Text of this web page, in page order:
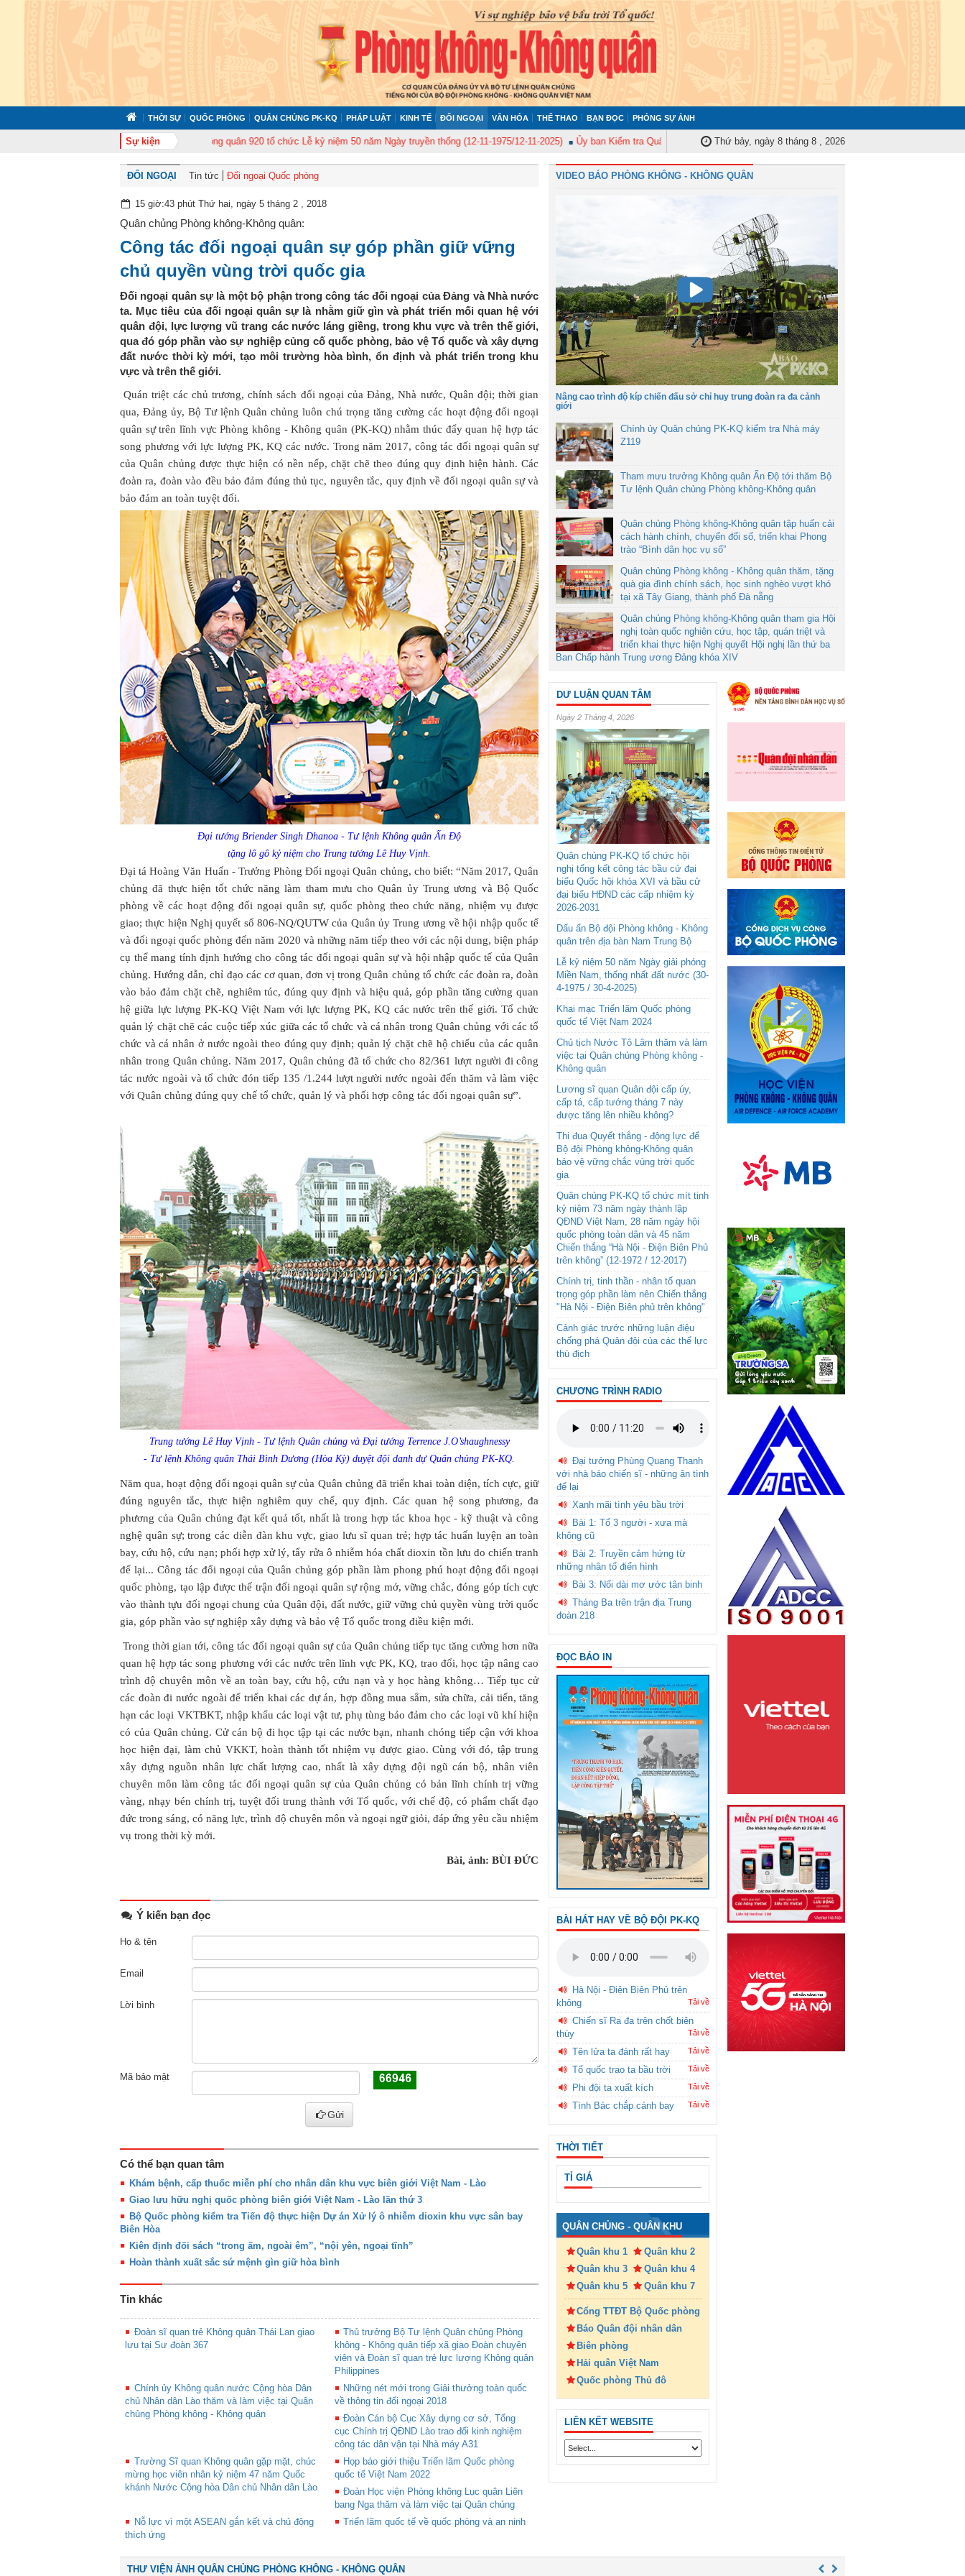
THỜI SỰ QUỐC PHÒNG QUÂN CHỦNG PK-KQ PHÁP LUẬT KINH TẾ ĐỐI NGOẠI VĂN HÓA THỂ THAO BẠN ĐỌC PHÓNG SỰ ẢNH
Sự kiện
Trung đoàn Không quân 920 tổ chức Lễ kỷ niệm 50 năm Ngày truyền thống (12-11-1975/12-11-2025) Ủy ban Kiểm tra Quân ủy Trung ương tập huấn nghiệp vụ công tác kiểm tra, giám sát năm 2025
Thứ bảy, ngày 8 tháng 8 , 2026
ĐỐI NGOẠI Tin tức Đối ngoại Quốc phòng
15 giờ:43 phút Thứ hai, ngày 5 tháng 2 , 2018
Quân chủng Phòng không-Không quân:
Công tác đối ngoại quân sự góp phần giữ vững
chủ quyền vùng trời quốc gia
Đối ngoại quân sự là một bộ phận trong công tác đối ngoại của Đảng và Nhà nước
ta. Mục tiêu của đối ngoại quân sự là nhằm giữ gìn và phát triển mối quan hệ với
quân đội, lực lượng vũ trang các nước láng giềng, trong khu vực và trên thế giới,
qua đó góp phần vào sự nghiệp củng cố quốc phòng, bảo vệ Tổ quốc và xây dựng
đất nước thời kỳ mới, tạo môi trường hòa bình, ổn định và phát triển trong khu
vực và trên thế giới.
Quán triệt các chủ trương, chính sách đối ngoại của Đảng, Nhà nước, Quân đội; thời gian
qua, Đảng ủy, Bộ Tư lệnh Quân chủng luôn chú trọng tăng cường các hoạt động đối ngoại
quân sự trên lĩnh vực Phòng không - Không quân (PK-KQ) nhằm thúc đẩy quan hệ hợp tác
song phương với lực lượng PK, KQ các nước. Trong năm 2017, công tác đối ngoại quân sự
của Quân chủng được thực hiện có nền nếp, chặt chẽ theo đúng quy định hiện hành. Các
đoàn ra, đoàn vào đều bảo đảm đúng thủ tục, nguyên tắc, quy định về đối ngoại quân sự và
bảo đảm an toàn tuyệt đối.
Đại tướng Briender Singh Dhanoa - Tư lệnh Không quân Ấn Độ
tặng lô gô kỷ niệm cho Trung tướng Lê Huy Vịnh.
Đại tá Hoàng Văn Huấn - Trưởng Phòng Đối ngoại Quân chủng, cho biết: “Năm 2017, Quân
chủng đã thực hiện tốt chức năng làm tham mưu cho Quân ủy Trung ương và Bộ Quốc
phòng về các hoạt động đối ngoại quân sự, quốc phòng theo chức năng, nhiệm vụ được
giao; thực hiện Nghị quyết số 806-NQ/QUTW của Quân ủy Trung ương về hội nhập quốc tế
và đối ngoại quốc phòng đến năm 2020 và những năm tiếp theo với các nội dung, biện pháp
cụ thể mang tính định hướng cho công tác đối ngoại quân sự và hội nhập quốc tế của Quân
chủng. Hướng dẫn, chỉ đạo các cơ quan, đơn vị trong Quân chủng tổ chức các đoàn ra, đoàn
vào bảo đảm chặt chẽ, nghiêm túc, đúng quy định và hiệu quả, góp phần tăng cường quan
hệ giữa lực lượng PK-KQ Việt Nam với lực lượng PK, KQ các nước trên thế giới. Tổ chức
quản lý chặt chẽ các cuộc tiếp xúc giữa các tổ chức và cá nhân trong Quân chủng với các tổ
chức và cá nhân ở nước ngoài theo đúng quy định; quản lý chặt chẽ hộ chiếu của các quân
nhân trong Quân chủng. Năm 2017, Quân chủng đã tổ chức cho 82/361 lượt người đi công
tác nước ngoài và tổ chức đón tiếp 135 /1.244 lượt người nước ngoài đến thăm và làm việc
với Quân chủng đúng quy chế tổ chức, quản lý và phối hợp công tác đối ngoại quân sự”.
Trung tướng Lê Huy Vịnh - Tư lệnh Quân chủng và Đại tướng Terrence J.O’shaughnessy
- Tư lệnh Không quân Thái Bình Dương (Hòa Kỳ) duyệt đội danh dự Quân chủng PK-KQ.
Năm qua, hoạt động đối ngoại quân sự của Quân chủng đã triển khai toàn diện, tích cực, giữ
đúng nguyên tắc, thực hiện nghiêm quy chế, quy định. Các quan hệ song phương, đa
phương của Quân chủng đạt kết quả tốt, nhất là trong hợp tác khoa học - kỹ thuật và công
nghệ quân sự; trong các diễn đàn khu vực, giao lưu sĩ quan trẻ; hợp tác huấn luyện an toàn
bay, cứu hộ, cứu nạn; phối hợp xử lý, tẩy rửa ô nhiễm hóa chất dioxin tồn lưu do chiến tranh
để lại... Công tác đối ngoại của Quân chủng góp phần làm phong phú hoạt động đối ngoại
quốc phòng, tạo lập được thế trận đối ngoại quân sự rộng mở, vững chắc, đóng góp tích cực
vào thành tựu đối ngoại chung của Quân đội, đất nước, giữ vững chủ quyền vùng trời quốc
gia, góp phần vào sự nghiệp xây dựng và bảo vệ Tổ quốc trong điều kiện mới.
Trong thời gian tới, công tác đối ngoại quân sự của Quân chủng tiếp tục tăng cường hơn nữa
quan hệ hợp tác song phương với các nước trên lĩnh vực PK, KQ, trao đổi, học tập nâng cao
trình độ chuyên môn về an toàn bay, cứu hộ, cứu nạn và y học hàng không… Tiếp tục cử
các đoàn đi nước ngoài để triển khai các dự án, hợp đồng mua sắm, sửa chữa, cải tiến, tăng
hạn các loại VKTBKT, nhập khẩu các loại vật tư, phụ tùng bảo đảm cho các loại vũ khí hiện
có của Quân chủng. Cử cán bộ đi học tập tại các nước bạn, nhanh chóng tiếp cận với khoa
học hiện đại, làm chủ VKKT, hoàn thành tốt nhiệm vụ được giao. Cùng với đó, tập trung
xây dựng nguồn nhân lực chất lượng cao, nhất là xây dựng đội ngũ cán bộ, nhân viên
chuyên môn làm công tác đối ngoại quân sự của Quân chủng có bản lĩnh chính trị vững
vàng, nhạy bén chính trị, tuyệt đối trung thành với Tổ quốc, với chế độ, có phẩm chất đạo
đức trong sáng, có năng lực, trình độ chuyên môn và ngoại ngữ giỏi, đáp ứng yêu cầu nhiệm
vụ trong thời kỳ mới.
Bài, ảnh: BÙI ĐỨC
Ý kiến bạn đọc
Họ & tên
Email
Lời bình
Mã bảo mật
Gửi
Có thể bạn quan tâm
Khám bệnh, cấp thuốc miễn phí cho nhân dân khu vực biên giới Việt Nam - Lào
Giao lưu hữu nghị quốc phòng biên giới Việt Nam - Lào lần thứ 3
Bộ Quốc phòng kiểm tra Tiến độ thực hiện Dự án Xử lý ô nhiễm dioxin khu vực sân bay
Biên Hòa
Kiên định đối sách “trong ấm, ngoài êm”, “nội yên, ngoại tĩnh”
Hoàn thành xuất sắc sứ mệnh gìn giữ hòa bình
Tin khác
Đoàn sĩ quan trẻ Không quân Thái Lan giao
lưu tại Sư đoàn 367
Thủ trưởng Bộ Tư lệnh Quân chủng Phòng
không - Không quân tiếp xã giao Đoàn chuyên
viên và Đoàn sĩ quan trẻ lực lượng Không quân
Philippines
Chính ủy Không quân nước Cộng hòa Dân
chủ Nhân dân Lào thăm và làm việc tại Quân
chủng Phòng không - Không quân
Những nét mới trong Giải thưởng toàn quốc
về thông tin đối ngoại 2018
Đoàn Cán bộ Cục Xây dựng cơ sở, Tổng
cục Chính trị QĐND Lào trao đổi kinh nghiệm
công tác dân vận tại Nhà máy A31
Trường Sĩ quan Không quân gặp mặt, chúc
mừng học viên nhân kỷ niệm 47 năm Quốc
khánh Nước Cộng hòa Dân chủ Nhân dân Lào
Họp báo giới thiệu Triển lãm Quốc phòng
quốc tế Việt Nam 2022
Đoàn Học viện Phòng không Lục quân Liên
bang Nga thăm và làm việc tại Quân chủng
Nỗ lực vì một ASEAN gắn kết và chủ động
thích ứng
Triển lãm quốc tế về quốc phòng và an ninh
VIDEO BÁO PHÒNG KHÔNG - KHÔNG QUÂN
Nâng cao trình độ kíp chiến đấu sở chỉ huy trung đoàn ra đa cảnh
giới
Chính ủy Quân chủng PK-KQ kiểm tra Nhà máy
Z119
Tham mưu trưởng Không quân Ấn Độ tới thăm Bộ
Tư lệnh Quân chủng Phòng không-Không quân
Quân chủng Phòng không-Không quân tập huấn cải
cách hành chính, chuyển đổi số, triển khai Phong
trào “Bình dân học vụ số”
Quân chủng Phòng không - Không quân thăm, tặng
quà gia đình chính sách, học sinh nghèo vượt khó
tại xã Tây Giang, thành phố Đà nẵng
Quân chủng Phòng không-Không quân tham gia Hội
nghị toàn quốc nghiên cứu, học tập, quán triệt và
triển khai thực hiện Nghị quyết Hội nghị lần thứ ba
Ban Chấp hành Trung ương Đảng khóa XIV
DƯ LUẬN QUAN TÂM
Ngày 2 Tháng 4, 2026
Quân chủng PK-KQ tổ chức hội
nghị tổng kết công tác bầu cử đại
biểu Quốc hội khóa XVI và bầu cử
đại biểu HĐND các cấp nhiệm kỳ
2026-2031
Dấu ấn Bộ đội Phòng không - Không
quân trên địa bàn Nam Trung Bộ
Lễ kỷ niệm 50 năm Ngày giải phóng
Miền Nam, thống nhất đất nước (30-
4-1975 / 30-4-2025)
Khai mạc Triển lãm Quốc phòng
quốc tế Việt Nam 2024
Chủ tịch Nước Tô Lâm thăm và làm
việc tại Quân chủng Phòng không -
Không quân
Lương sĩ quan Quân đội cấp úy,
cấp tá, cấp tướng tháng 7 này
được tăng lên nhiều không?
Thi đua Quyết thắng - động lực để
Bộ đội Phòng không-Không quân
bảo vệ vững chắc vùng trời quốc
gia
Quân chủng PK-KQ tổ chức mít tinh
kỷ niệm 73 năm ngày thành lập
QĐND Việt Nam, 28 năm ngày hội
quốc phòng toàn dân và 45 năm
Chiến thắng “Hà Nội - Điện Biên Phủ
trên không” (12-1972 / 12-2017)
Chính trị, tinh thần - nhân tố quan
trọng góp phần làm nên Chiến thắng
"Hà Nội - Điện Biên phủ trên không"
Cảnh giác trước những luận điệu
chống phá Quân đội của các thế lực
thù địch
CHƯƠNG TRÌNH RADIO
Đại tướng Phùng Quang Thanh
với nhà báo chiến sĩ - những ân tình
để lại
Xanh mãi tình yêu bầu trời
Bài 1: Tổ 3 người - xưa mà
không cũ
Bài 2: Truyền cảm hứng từ
những nhân tố điển hình
Bài 3: Nối dài mơ ước tân binh
Tháng Ba trên trận địa Trung
đoàn 218
ĐỌC BÁO IN
BÀI HÁT HAY VỀ BỘ ĐỘI PK-KQ
Hà Nội - Điện Biên Phủ trên
không
Tải về
Chiến sĩ Ra đa trên chốt biên
thùy
Tải về
Tên lửa ta đánh rất hay Tải về
Tổ quốc trao ta bầu trời Tải về
Phi đội ta xuất kích Tải về
Tình Bác chắp cánh bay Tải về
THỜI TIẾT
TỈ GIÁ
QUÂN CHỦNG - QUÂN KHU
Quân khu 1
Quân khu 2
Quân khu 3
Quân khu 4
Quân khu 5
Quân khu 7
Cổng TTĐT Bộ Quốc phòng
Báo Quân đội nhân dân
Biên phòng
Hải quân Việt Nam
Quốc phòng Thủ đô
LIÊN KẾT WEBSITE
THƯ VIỆN ẢNH QUÂN CHỦNG PHÒNG KHÔNG - KHÔNG QUÂN